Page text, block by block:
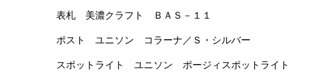
表札 美濃クラフト ＢＡＳ－１１
ポスト ユニソン コラーナ／Ｓ・シルバー
スポットライト ユニソン ポージィスポットライト